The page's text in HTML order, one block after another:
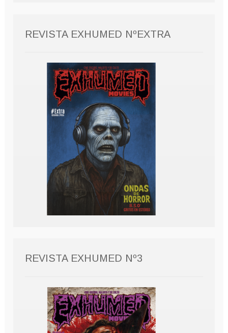
REVISTA EXHUMED NºEXTRA
REVISTA EXHUMED Nº3